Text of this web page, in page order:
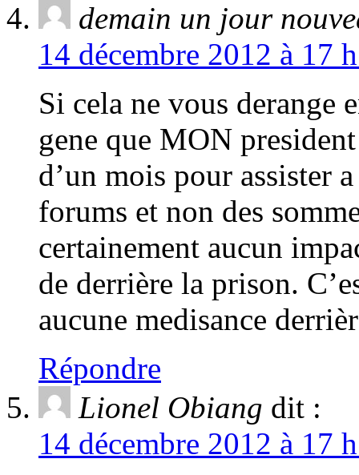
demain un jour
14 décembre 2012 à 17
Si cela ne vous derange
gene que MON
d’un mois pour assister
forums et non des
certainement aucun
de derrière la prison.
aucune medisance
Répondre
Lionel Obiang dit :
14 décembre 2012 à 17